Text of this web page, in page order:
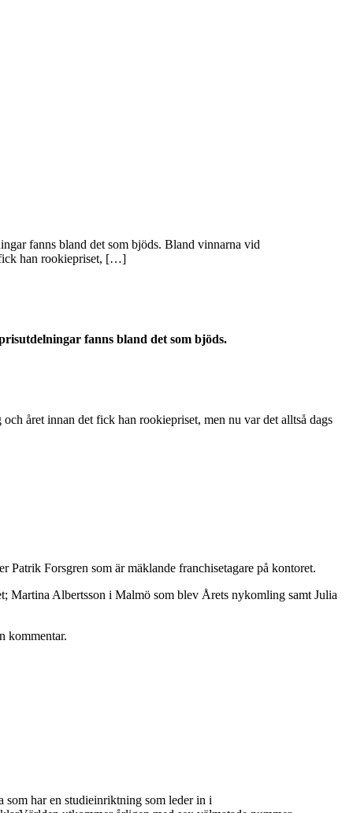
fanns bland det som bjöds. Bland vinnarna vid
fick han rookiepriset, […]
fanns bland det som bjöds.
året innan det fick han rookiepriset, men nu var det alltså dags
Forsgren som är mäklande franchisetagare på kontoret.
Martina Albertsson i Malmö som blev Årets nykomling samt Julia
kommentar.
som har en studieinriktning som leder in i